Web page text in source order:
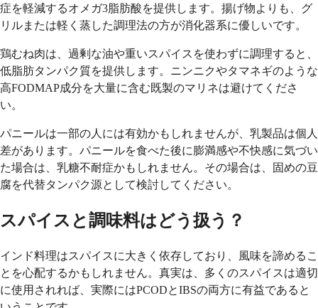
症を軽減するオメガ3脂肪酸を提供します。揚げ物よりも、グ
リルまたは軽く蒸した調理法の方が消化器系に優しいです。
鶏むね肉は、過剰な油や重いスパイスを使わずに調理すると、
低脂肪タンパク質を提供します。ニンニクやタマネギのような
高FODMAP成分を大量に含む既製のマリネは避けてくださ
い。
パニールは一部の人には有効かもしれませんが、乳製品は個人
差があります。パニールを食べた後に膨満感や不快感に気づい
た場合は、乳糖不耐症かもしれません。その場合は、固めの豆
腐を代替タンパク源として検討してください。
スパイスと調味料はどう扱う？
インド料理はスパイスに大きく依存しており、風味を諦めるこ
とを心配するかもしれません。真実は、多くのスパイスは適切
に使用されれば、実際にはPCODとIBSの両方に有益であると